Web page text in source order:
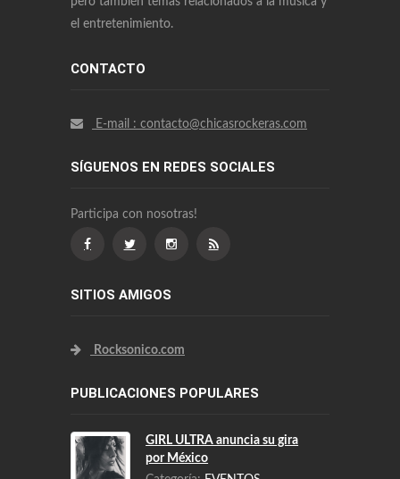
pero también temas relacionados a la música y
el entretenimiento.
CONTACTO
E-mail : contacto@chicasrockeras.com
SÍGUENOS EN REDES SOCIALES
Participa con nosotras!
SITIOS AMIGOS
Rocksonico.com
PUBLICACIONES POPULARES
GIRL ULTRA anuncia su gira
por México